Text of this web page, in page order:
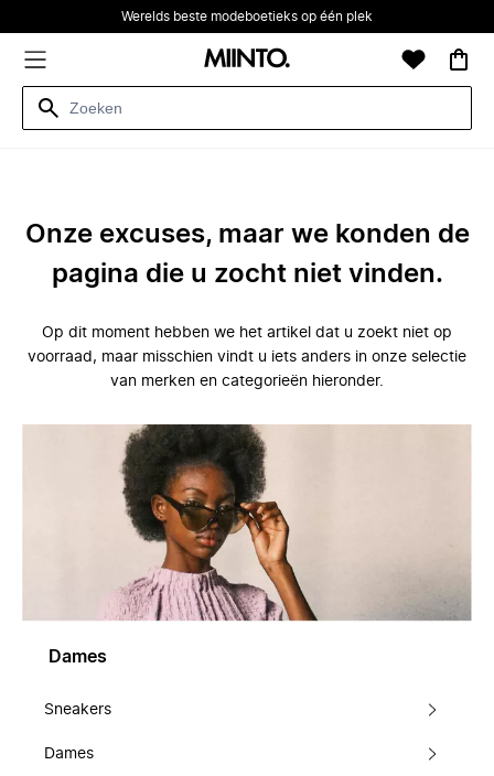
Werelds beste modeboetieks op één plek
Onze excuses, maar we konden de
pagina die u zocht niet vinden.
Op dit moment hebben we het artikel dat u zoekt niet op
voorraad, maar misschien vindt u iets anders in onze selectie
van merken en categorieën hieronder.
Dames
Sneakers
Dames